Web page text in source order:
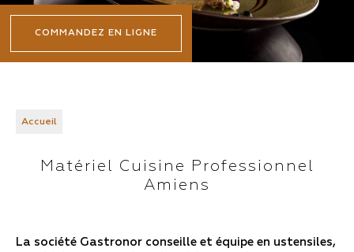
COMMANDEZ EN LIGNE
Accueil
Matériel Cuisine Professionnel
Amiens
La société Gastronor conseille et équipe en ustensiles,